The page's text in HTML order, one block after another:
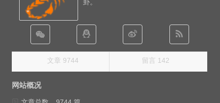
卦。
文章 9744 留言 142
网站概况